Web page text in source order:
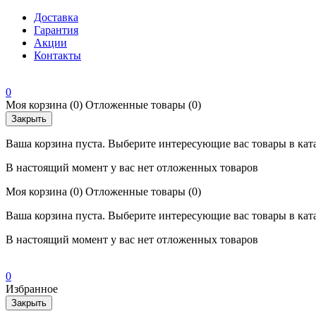
Доставка
Гарантия
Акции
Контакты
0
Моя корзина (0) Отложенные товары (0)
Закрыть
Ваша корзина пуста. Выберите интересующие вас товары в
В настоящий момент у вас нет отложенных товаров
Моя корзина (0) Отложенные товары (0)
Ваша корзина пуста. Выберите интересующие вас товары в
В настоящий момент у вас нет отложенных товаров
0
Избранное
Закрыть